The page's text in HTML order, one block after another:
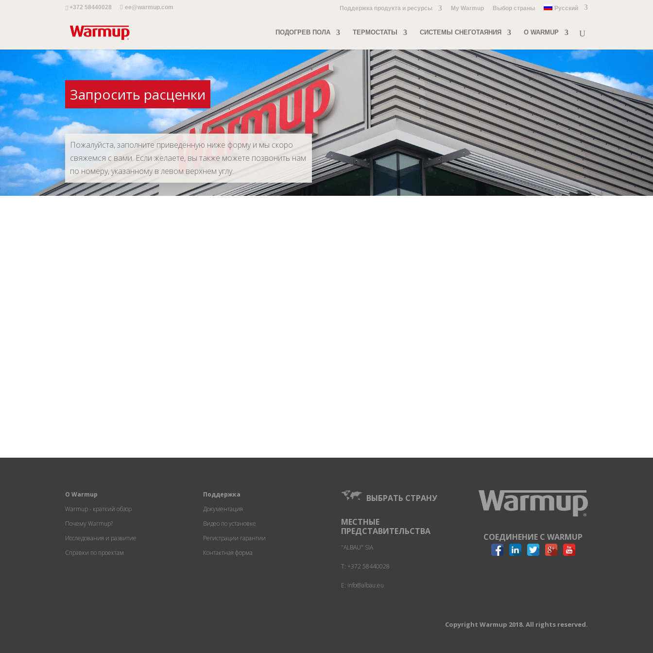
+372 58440028 ee@warmup.com Поддержка продукта и ресурсы My Warmup Выбор страны Русский
ПОДОГРЕВ ПОЛА ТЕРМОСТАТЫ СИСТЕМЫ СНЕГОТАЯНИЯ О WARMUP
Запросить расценки
Пожалуйста, заполните приведённую ниже форму и мы скоро
свяжемся с вами. Если желаете, вы также можете позвонить нам
по номеру, указанному в левом верхнем углу.
О Warmup
Warmup - краткий обзор
Почему Warmup?
Исследования и развитие
Справки по проектам
Поддержка
Документация
Видео по установке
Регистрации гарантии
Контактная форма
ВЫБРАТЬ СТРАНУ
МЕСТНЫЕ
ПРЕДСТАВИТЕЛЬСТВА
"ALBAU" SIA
T: +372 58440028
E: info@albau.eu
СОЕДИНЕНИЕ С WARMUP
Copyright Warmup 2018. All rights reserved.